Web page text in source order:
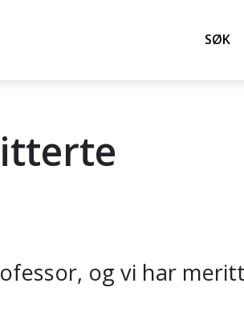
Søk
og vi har